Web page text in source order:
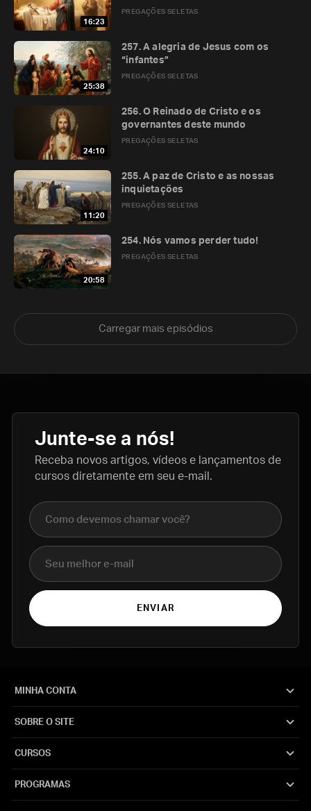
16:23
PREGAÇÕES SELETAS
25:38
PREGAÇÕES SELETAS
257. A alegria de Jesus com os
“infantes”
24:10
PREGAÇÕES SELETAS
256. O Reinado de Cristo e os
governantes deste mundo
11:20
PREGAÇÕES SELETAS
255. A paz de Cristo e as nossas
inquietações
20:58
PREGAÇÕES SELETAS
254. Nós vamos perder tudo!
Carregar mais episódios
Junte-se a nós!
Receba novos artigos, vídeos e lançamentos de
cursos diretamente em seu e-mail.
Nome completo
E-mail
ENVIAR
MINHA CONTA
SOBRE O SITE
CURSOS
PROGRAMAS